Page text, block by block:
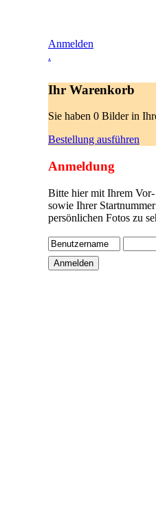
Anmelden
.
Ihr Warenkorb
Sie haben 0 Bilder in
Bestellung ausführen
Anmeldung
Bitte hier mit Ihrem
sowie Ihrer
persönlichen Fotos zu